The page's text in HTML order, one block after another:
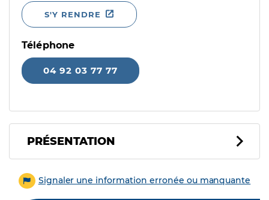
S'Y RENDRE
Téléphone
04 92 03 77 77
PRÉSENTATION
Signaler une information erronée ou manquante